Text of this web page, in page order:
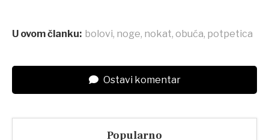
U ovom članku: bolovi, noge, nokat, obuća, potpetica
Ostavi komentar
Popularno